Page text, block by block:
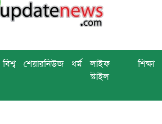
বিশ্ব শেয়ারনিউজ ধর্ম
লাইফ
স্টাইল
শিক্ষা